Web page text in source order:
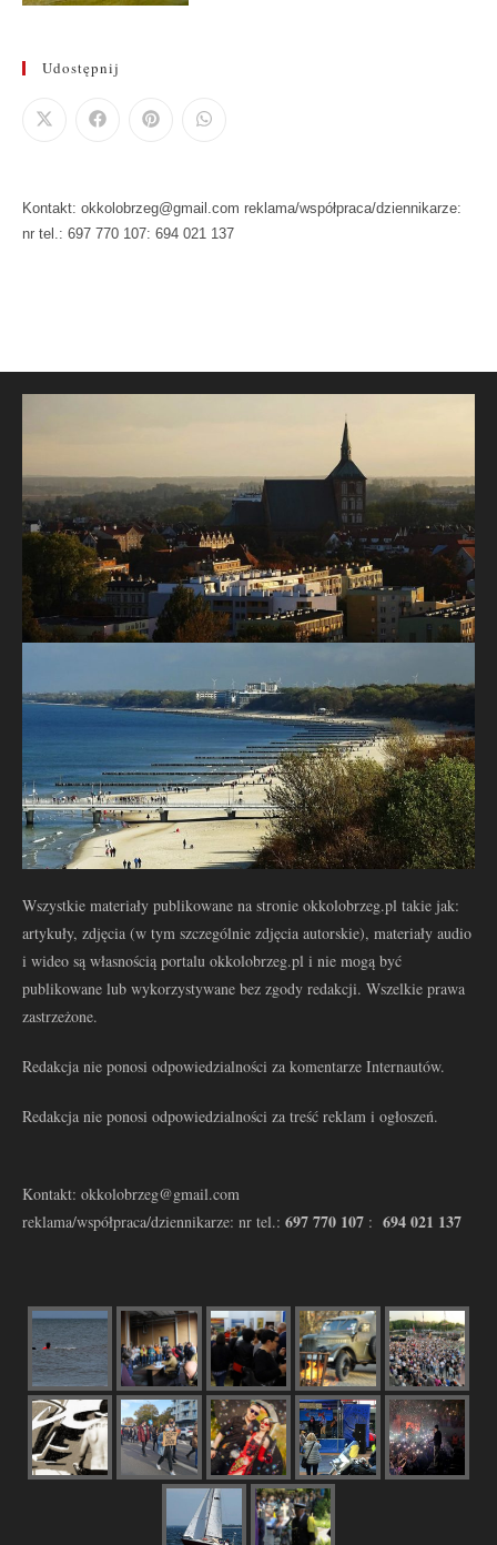
Udostępnij
Kontakt: okkolobrzeg@gmail.com reklama/współpraca/dziennikarze:
nr tel.: 697 770 107: 694 021 137
Wszystkie materiały publikowane na stronie okkolobrzeg.pl takie jak:
artykuły, zdjęcia (w tym szczególnie zdjęcia autorskie), materiały audio
i wideo są własnością portalu okkolobrzeg.pl i nie mogą być
publikowane lub wykorzystywane bez zgody redakcji. Wszelkie prawa
zastrzeżone.
Redakcja nie ponosi odpowiedzialności za komentarze Internautów.
Redakcja nie ponosi odpowiedzialności za treść reklam i ogłoszeń.
Kontakt: okkolobrzeg@gmail.com
reklama/współpraca/dziennikarze: nr tel.: 697 770 107 : 694 021 137